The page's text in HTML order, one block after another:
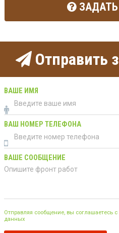
Отправить
ВАШЕ ИМЯ
ВАШ НОМЕР ТЕЛЕФОНА
ВАШЕ СООБЩЕНИЕ
Отправляя сообщение, вы соглашаетесь
данных